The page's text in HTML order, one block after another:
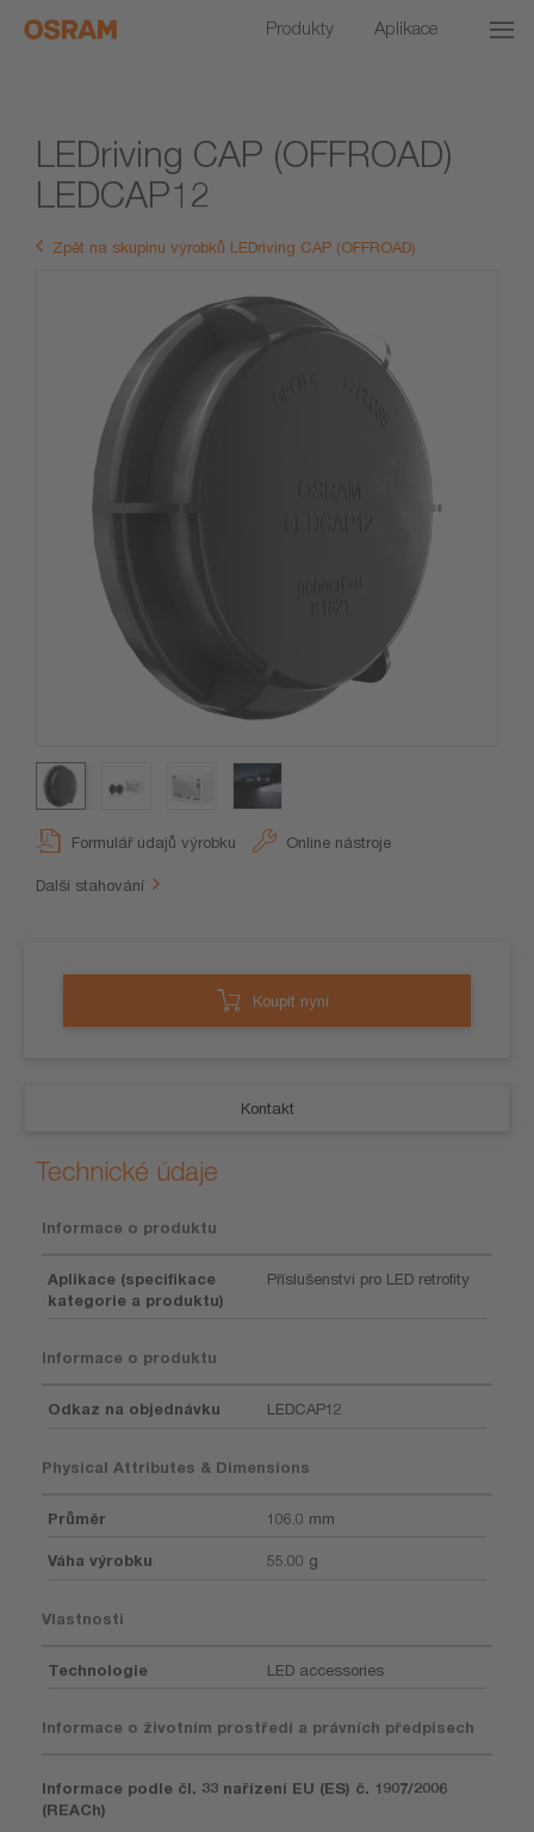
Produkty Aplikace
LEDriving CAP (OFFROAD)
LEDCAP12
Zpět na skupinu výrobků LEDriving CAP (OFFROAD)
Formulář údajů výrobku Online nástroje
Další stahování
Koupit nyní
Kontakt
Technické údaje
Informace o produktu
Aplikace (specifikace
kategorie a produktu)
Příslušenství pro LED retrofity
Informace o produktu
Odkaz na objednávku LEDCAP12
Physical Attributes & Dimensions
Průměr 106.0 mm
Váha výrobku 55.00 g
Vlastnosti
Technologie LED accessories
Informace o životním prostředí a právních předpisech
Informace podle čl. 33 nařízení EU (ES) č. 1907/2006
(REACh)